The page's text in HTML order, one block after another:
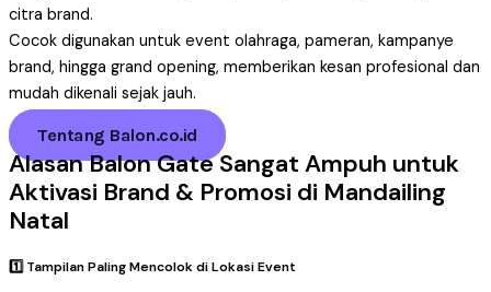
citra brand.
Cocok digunakan untuk event olahraga, pameran, kampanye
brand, hingga grand opening, memberikan kesan profesional dan
mudah dikenali sejak jauh.
Tentang Balon.co.id
Alasan Balon Gate Sangat Ampuh untuk
Aktivasi Brand & Promosi di Mandailing
Natal
1️⃣ Tampilan Paling Mencolok di Lokasi Event